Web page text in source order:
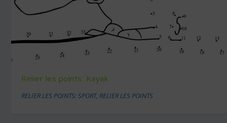
Relier les points: Kayak
RELIER LES POINTS: SPORT,RELIER LES POINTS